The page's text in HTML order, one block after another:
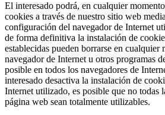
El interesado podrá, en cualquier
cookies a través de nuestro sitio web
configuración del navegador de Internet
de forma definitiva la instalación de
establecidas pueden borrarse en cualquier
navegador de Internet u otros programas
posible en todos los navegadores de
interesado desactiva la instalación de
Internet utilizado, es posible que no todas
página web sean totalmente utilizables.